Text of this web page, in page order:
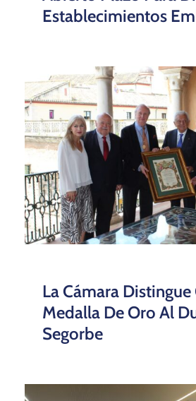
Establecimientos
La Cámara Distingue
Medalla De Oro Al
Segorbe